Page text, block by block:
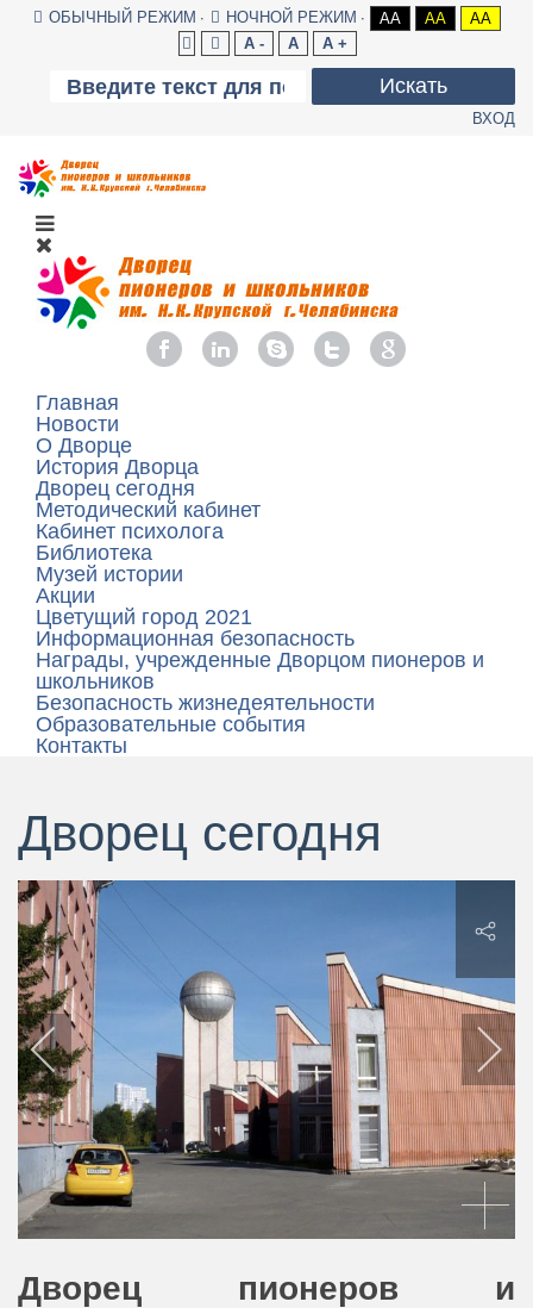
ОБЫЧНЫЙ РЕЖИМ НОЧНОЙ РЕЖИМ AA AA
AA
A -
A A +
Искать
ВХОД
Главная
Новости
О Дворце
История Дворца
Дворец сегодня
Методический кабинет
Кабинет психолога
Библиотека
Музей истории
Акции
Цветущий город 2021
Информационная безопасность
Награды, учрежденные Дворцом пионеров и
школьников
Безопасность жизнедеятельности
Образовательные события
Контакты
Дворец сегодня
Дворец пионеров и